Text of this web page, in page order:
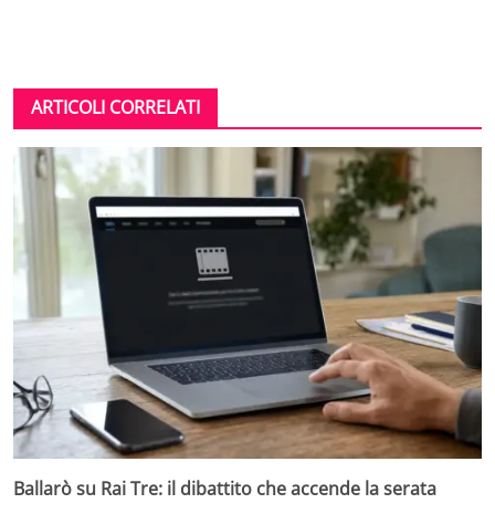
ARTICOLI CORRELATI
Ballarò su Rai Tre: il dibattito che accende la serata